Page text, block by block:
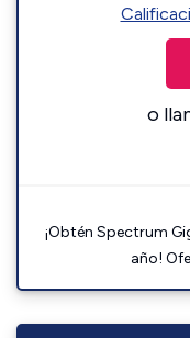
o
¡Obtén Spectrum
año!